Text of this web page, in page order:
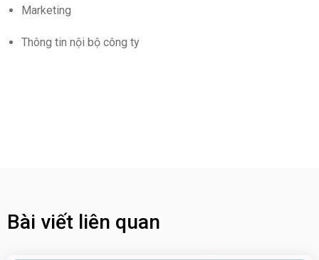
Marketing
Thông tin nội bộ công ty
Bài viết liên quan